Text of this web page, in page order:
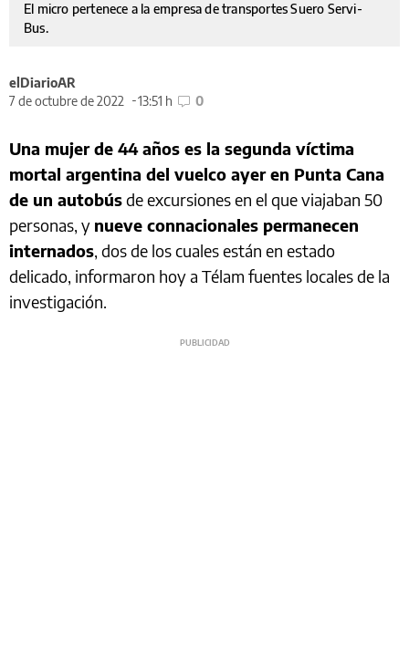
El micro pertenece a la empresa de transportes Suero Servi-
Bus.
elDiarioAR
7 de octubre de 2022
13:51 h 0
Una mujer de 44 años es la segunda víctima
mortal argentina del vuelco ayer en Punta Cana
de un autobúsde excursiones en el que viajaban 50
personas, y nueve connacionales permanecen
internados, dos de los cuales están en estado
delicado, informaron hoy a Télam fuentes locales de la
investigación.